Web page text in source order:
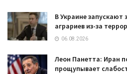
В Украине
аграриев из-за
06.08.2026
Леон Панетта: Иран
прощупывает